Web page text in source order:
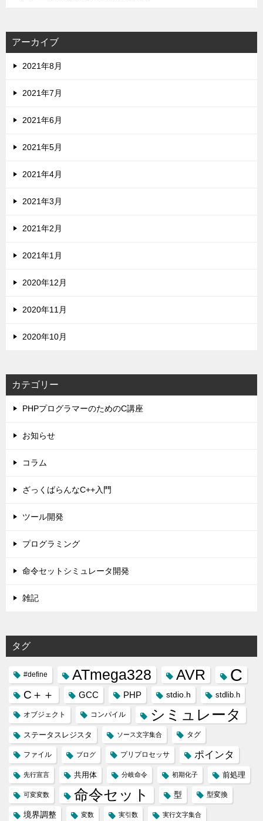
アーカイブ
2021年8月
2021年7月
2021年6月
2021年5月
2021年4月
2021年3月
2021年2月
2021年1月
2020年12月
2020年11月
2020年10月
カテゴリー
PHPプログラマーのためのC講座
お知らせ
コラム
ざっくばらんなC++入門
ツール開発
プログラミング
命令セットシミュレータ開発
雑記
タグ
#define ATmega328 AVR C
C＋＋ GCC PHP stdio.h stdlib.h
オブジェクト コンパイル シミュレータ
ステータスレジスタ ソース文字集合 タグ
ファイル ブログ プリプロセッサ ポインタ
先行宣言 共用体 分岐命令 初期化子 前処理
可変変数 命令セット 型 型変換
境界調整 変数 実引数 実行文字集合